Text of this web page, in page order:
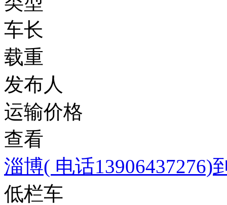
车长
载重
发布人
运输价格
查看
淄博( 电话13906437276)
低栏车